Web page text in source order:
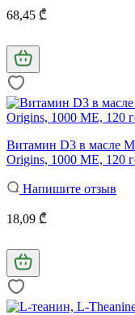
68,45 ₾
Витамин D3 в масле
Origins, 1000 МЕ, 120
Напишите отзыв
18,09 ₾